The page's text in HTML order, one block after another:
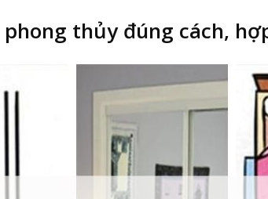
thủy đúng cách,